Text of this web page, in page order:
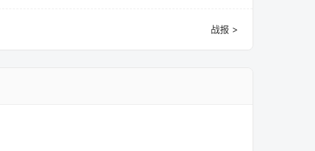
战报 >